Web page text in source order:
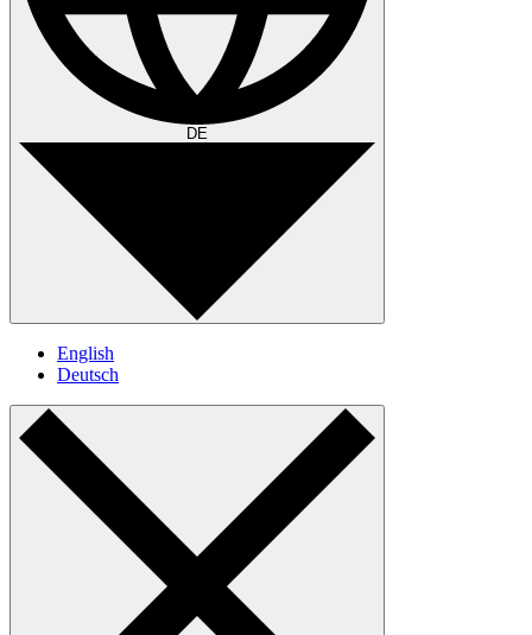
DE
English
Deutsch